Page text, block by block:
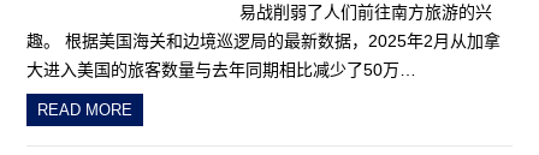
易战削弱了人们前往南方旅游的兴
趣。 根据美国海关和边境巡逻局的最新数据，2025年2月从加拿
大进入美国的旅客数量与去年同期相比减少了50万…
READ MORE